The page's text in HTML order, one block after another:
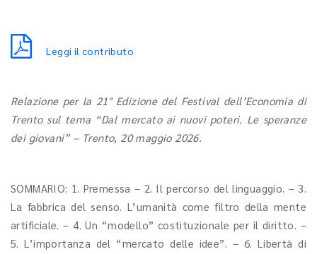
Leggi il contributo
Relazione per la 21° Edizione del Festival dell’Economia di
Trento sul tema “Dal mercato ai nuovi poteri. Le speranze
dei giovani” – Trento, 20 maggio 2026.
SOMMARIO: 1. Premessa – 2. Il percorso del linguaggio. – 3.
La fabbrica del senso. L’umanità come filtro della mente
artificiale. – 4. Un “modello” costituzionale per il diritto. –
5. L’importanza del “mercato delle idee”. – 6. Libertà di